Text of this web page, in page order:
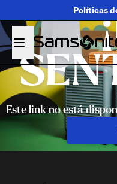
Políticas
Este link no está